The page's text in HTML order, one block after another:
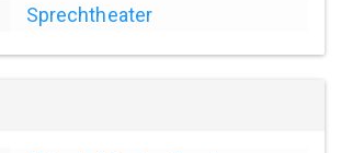
Sprechtheater